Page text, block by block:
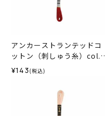
アンカーストランテッドコ
ットン（刺しゅう糸）col.1
015
¥143 (税込)